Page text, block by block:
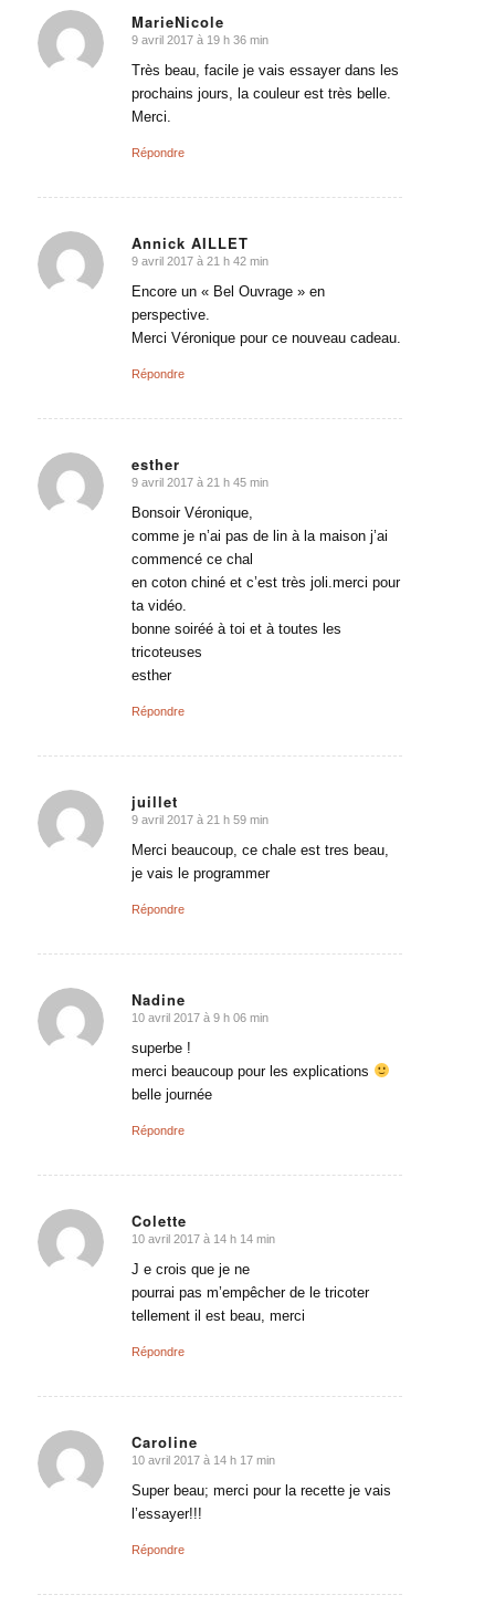
MarieNicole
dit
:
9 avril 2017 à 19 h 36 min
Très beau, facile je vais essayer dans les
prochains jours, la couleur est très belle.
Merci.
Répondre
Annick AILLET
dit
:
9 avril 2017 à 21 h 42 min
Encore un « Bel Ouvrage » en
perspective.
Merci Véronique pour ce nouveau cadeau.
Répondre
esther
dit
:
9 avril 2017 à 21 h 45 min
Bonsoir Véronique,
comme je n’ai pas de lin à la maison j’ai
commencé ce chal
en coton chiné et c’est très joli.merci pour
ta vidéo.
bonne soiréé à toi et à toutes les
tricoteuses
esther
Répondre
juillet
dit
:
9 avril 2017 à 21 h 59 min
Merci beaucoup, ce chale est tres beau,
je vais le programmer
Répondre
Nadine
dit
:
10 avril 2017 à 9 h 06 min
superbe !
merci beaucoup pour les explications
belle journée
Répondre
Colette
dit
:
10 avril 2017 à 14 h 14 min
J e crois que je ne
pourrai pas m’empêcher de le tricoter
tellement il est beau, merci
Répondre
Caroline
dit
:
10 avril 2017 à 14 h 17 min
Super beau; merci pour la recette je vais
l’essayer!!!
Répondre